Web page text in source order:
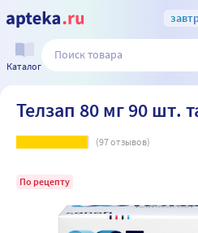
Каталог
Телзап 80 мг 90 шт.
(97отзывов)
По рецепту